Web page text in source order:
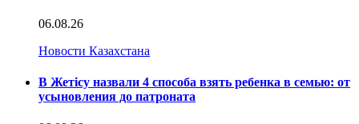
06.08.26
Новости Казахстана
В Жетісу назвали 4 способа взять ребенка в семью: от
усыновления до патроната